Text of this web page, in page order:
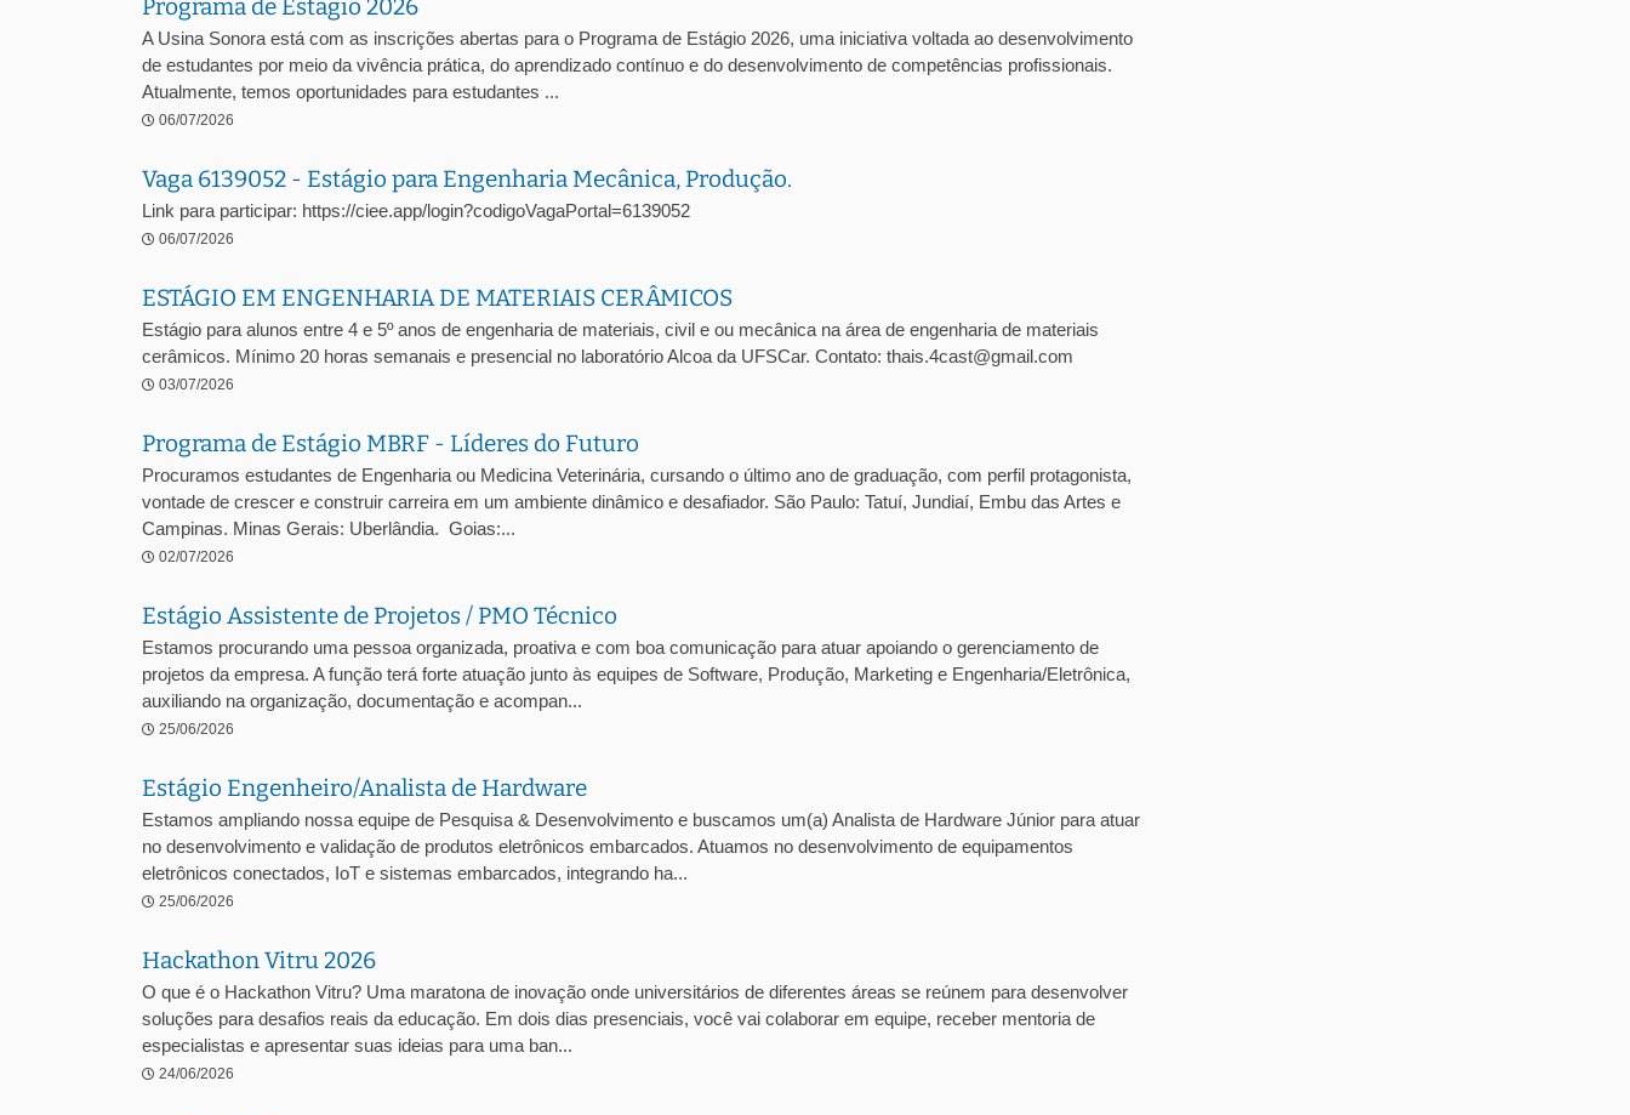
Programa de Estágio 2026
A Usina Sonora está com as inscrições abertas para o Programa de Estágio 2026, uma iniciativa voltada ao desenvolvimento
de estudantes por meio da vivência prática, do aprendizado contínuo e do desenvolvimento de competências profissionais.
Atualmente, temos oportunidades para estudantes ...
06/07/2026
Vaga 6139052 - Estágio para Engenharia Mecânica, Produção.
Link para participar: https://ciee.app/login?codigoVagaPortal=6139052
06/07/2026
ESTÁGIO EM ENGENHARIA DE MATERIAIS CERÂMICOS
Estágio para alunos entre 4 e 5º anos de engenharia de materiais, civil e ou mecânica na área de engenharia de materiais
cerâmicos. Mínimo 20 horas semanais e presencial no laboratório Alcoa da UFSCar. Contato: thais.4cast@gmail.com
03/07/2026
Programa de Estágio MBRF - Líderes do Futuro
Procuramos estudantes de Engenharia ou Medicina Veterinária, cursando o último ano de graduação, com perfil protagonista,
vontade de crescer e construir carreira em um ambiente dinâmico e desafiador. São Paulo: Tatuí, Jundiaí, Embu das Artes e
Campinas. Minas Gerais: Uberlândia. Goias:...
02/07/2026
Estágio Assistente de Projetos / PMO Técnico
Estamos procurando uma pessoa organizada, proativa e com boa comunicação para atuar apoiando o gerenciamento de
projetos da empresa. A função terá forte atuação junto às equipes de Software, Produção, Marketing e Engenharia/Eletrônica,
auxiliando na organização, documentação e acompan...
25/06/2026
Estágio Engenheiro/Analista de Hardware
Estamos ampliando nossa equipe de Pesquisa & Desenvolvimento e buscamos um(a) Analista de Hardware Júnior para atuar
no desenvolvimento e validação de produtos eletrônicos embarcados. Atuamos no desenvolvimento de equipamentos
eletrônicos conectados, IoT e sistemas embarcados, integrando ha...
25/06/2026
Hackathon Vitru 2026
O que é o Hackathon Vitru? Uma maratona de inovação onde universitários de diferentes áreas se reúnem para desenvolver
soluções para desafios reais da educação. Em dois dias presenciais, você vai colaborar em equipe, receber mentoria de
especialistas e apresentar suas ideias para uma ban...
24/06/2026